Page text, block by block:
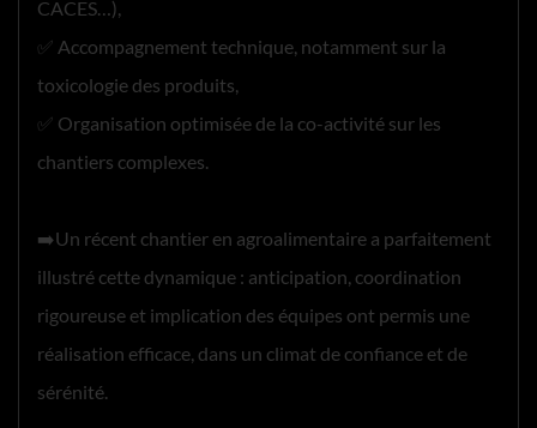
CACES…),
✅ Accompagnement technique, notamment sur la
toxicologie des produits,
✅ Organisation optimisée de la co-activité sur les
chantiers complexes.
➡️Un récent chantier en agroalimentaire a parfaitement
illustré cette dynamique : anticipation, coordination
rigoureuse et implication des équipes ont permis une
réalisation efficace, dans un climat de confiance et de
sérénité.